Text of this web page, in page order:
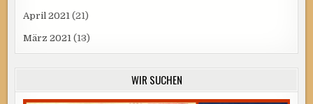
April 2021 (21)
März 2021 (13)
WIR SUCHEN